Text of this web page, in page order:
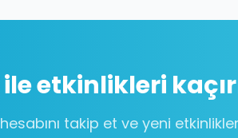
ile etkinlikleri
hesabını takip et ve yeni